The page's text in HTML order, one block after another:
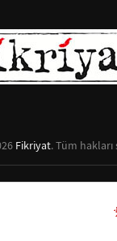
Fikriyat. Tüm hakları